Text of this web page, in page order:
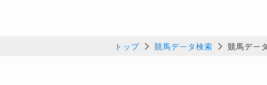
トップ 競馬データ検索 競馬デー